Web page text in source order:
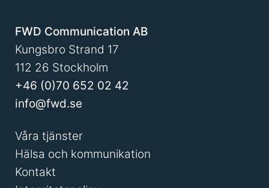
FWD Communication AB
Kungsbro Strand 17
112 26 Stockholm
+46 (0)70 652 02 42
info@fwd.se
Våra tjänster
Hälsa och kommunikation
Kontakt